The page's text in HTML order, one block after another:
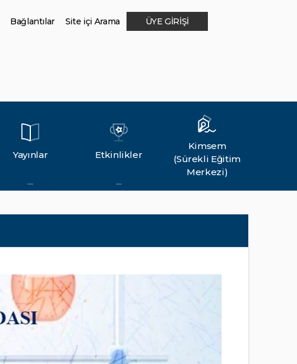
Bağlantılar Site içi Arama ÜYE GİRİŞİ
Yayınlar Etkinlikler
Kimsem
(Sürekli Eğitim
Merkezi)